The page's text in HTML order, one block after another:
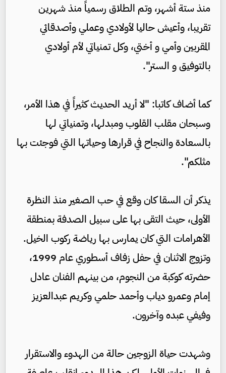
منذ ستة أشهر، وتم الطلاق رسمياً منذ شهرين
تقريبا، وأعيش حاليا لأولادي وعملي وأصدقائي
المقربين وأمي و أختي، وكل تمنياتي لأم أولادي
بالتوفيق و الستر".
كما أضاف كاتبا: "لا أريد الحديث كثيراً في هذا الأمر،
وسبحان مقلب القلوب ومبدلها، وتمنياتي لها
بالسعادة والنجاح في قرارها وحياتها التي فوجئت بها
مثلكم".
يذكر أن السقا كان وقع في حب الصغير منذ النظرة
الأولى، حيث التقى بها على سبيل الصدفة بمنطقة
الأهرامات التي كان يمارس بها رياضة ركوب الخيل.
وتزوج الاثنان في حفل زفاف أسطوري عام 1999،
حضرته كوكبة من النجوم، من بينهم الفنان عادل
إمام وعمرو دياب وأحمد حلمي وكريم عبدالعزيز
وفيفي عبده وآخرون.
وشهدت حياة الزوجين حالة من الهدوء والاستقرار